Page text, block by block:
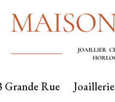
Grande Rue Joaillerie